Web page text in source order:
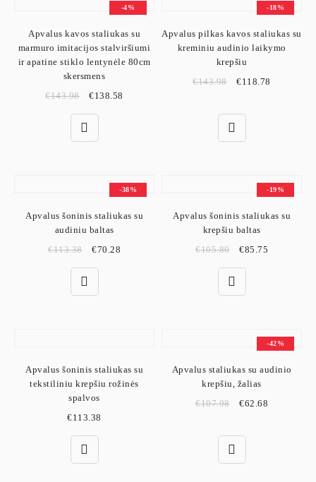
-4%
Apvalus kavos staliukas su
marmuro imitacijos stalviršiumi
ir apatine stiklo lentynėle 80cm
skersmens
€143.98 €138.58
-18%
Apvalus pilkas kavos staliukas su
kreminiu audinio laikymo
krepšiu
€143.98 €118.78
-38%
Apvalus šoninis staliukas su
audiniu baltas
€113.38 €70.28
-19%
Apvalus šoninis staliukas su
krepšiu baltas
€105.80 €85.75
Apvalus šoninis staliukas su
tekstiliniu krepšiu rožinės
spalvos
€113.38
-42%
Apvalus staliukas su audinio
krepšiu, žalias
€107.98 €62.68